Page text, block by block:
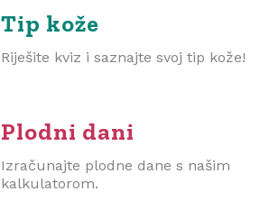
Tip kože
Riješite kviz i saznajte svoj tip kože!
Plodni dani
Izračunajte plodne dane s našim
kalkulatorom.